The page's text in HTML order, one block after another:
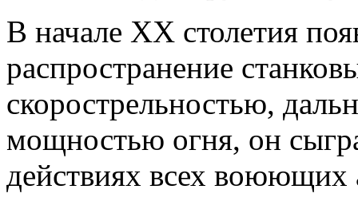
В начале XX столетия
распространение
скорострельностью,
мощностью огня, он
действиях всех воюющих